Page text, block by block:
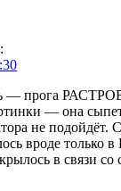
:
— прога
— она
не подойдёт.
вроде только в
в связи